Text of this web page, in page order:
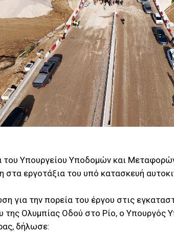
του Υπουργείου Υποδομών και
στα εργοτάξια του υπό κατασκευή
για την πορεία του έργου στις
της Ολυμπίας Οδού στο Ρίο, ο
δήλωσε: